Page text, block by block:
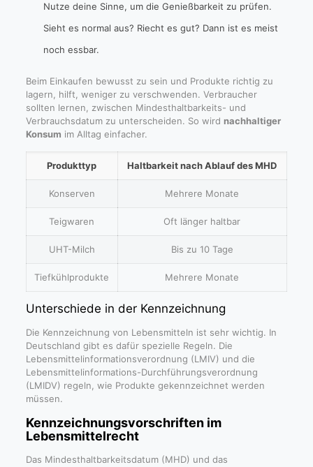
Nutze deine Sinne, um die Genießbarkeit zu prüfen.
Sieht es normal aus? Riecht es gut? Dann ist es meist
noch essbar.
Beim Einkaufen bewusst zu sein und Produkte richtig zu
lagern, hilft, weniger zu verschwenden. Verbraucher
sollten lernen, zwischen Mindesthaltbarkeits- und
Verbrauchsdatum zu unterscheiden. So wird nachhaltiger
Konsum im Alltag einfacher.
Produkttyp Haltbarkeit nach Ablauf des MHD
Konserven Mehrere Monate
Teigwaren Oft länger haltbar
UHT-Milch Bis zu 10 Tage
Tiefkühlprodukte Mehrere Monate
Unterschiede in der Kennzeichnung
Die Kennzeichnung von Lebensmitteln ist sehr wichtig. In
Deutschland gibt es dafür spezielle Regeln. Die
Lebensmittel­informations­verordnung (LMIV) und die
Lebensmittelinformations-Durchführungsverordnung
(LMIDV) regeln, wie Produkte gekennzeichnet werden
müssen.
Kennzeichnungsvorschriften im
Lebensmittelrecht
Das Mindesthaltbarkeitsdatum (MHD) und das